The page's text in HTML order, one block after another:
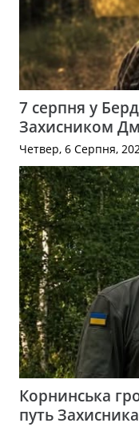
7 серпня у
Захисником
Четвер, 6 Серпня,
Корнинська
путь